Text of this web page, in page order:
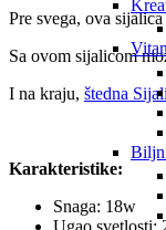
Pre svega, ova
Sa ovom sijalicom
I na kraju, štedna
Karakteristike:
Snaga: 18w
Ugao svetlosti: